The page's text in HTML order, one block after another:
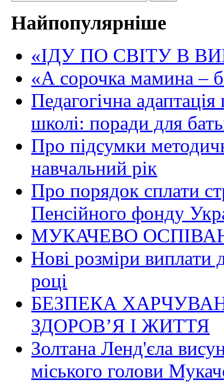
Найпопулярніше
«ІДУ ПО СВІТУ В
«А сорочка мамина –
Педагогічна
школі: поради для
Про підсумки
навчальний рік
Про порядок сплати
Пенсійного фонду
МУКАЧЕВО
Нові розміри виплати
році
БЕЗПЕКА
ЗДОРОВ’Я І ЖИТТЯ
Золтана Ленд'єла
міського голови